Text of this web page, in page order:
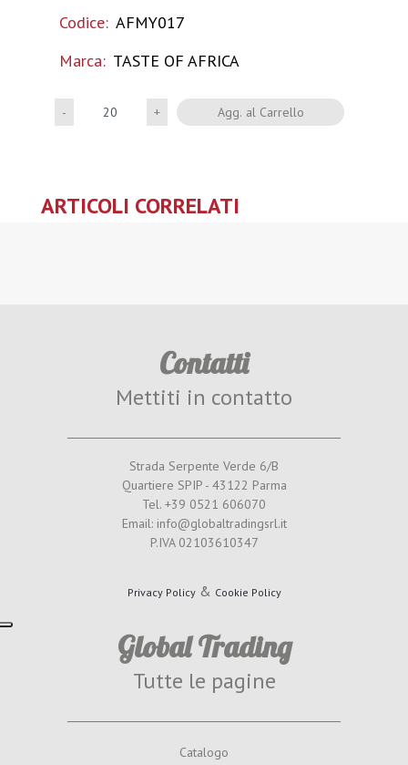
Codice: AFMY017
Marca: TASTE OF AFRICA
QuantitàAgg. al Carrello
ARTICOLI CORRELATI
Contatti
Mettiti in contatto
Strada Serpente Verde 6/B
Quartiere SPIP - 43122 Parma
Tel. +39 0521 606070
Email: info@globaltradingsrl.it
P.IVA 02103610347
Privacy Policy& Cookie Policy
Global Trading
Tutte le pagine
Catalogo